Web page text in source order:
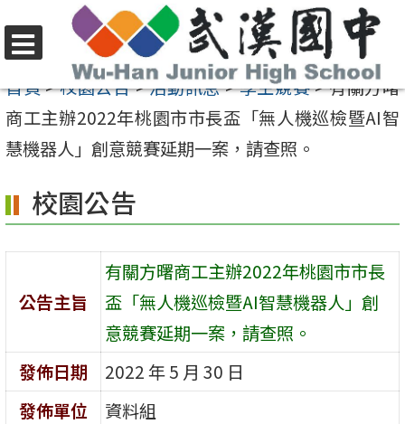
至
要
內
區
選
單
首頁>校園公告>活動訊息>學生競賽>有關方曙
商工主辦2022年桃園市市長盃「無人機巡檢暨AI智
慧機器人」創意競賽延期一案，請查照。
校園公告
公告主旨
有關方曙商工主辦2022年桃園市市長
盃「無人機巡檢暨AI智慧機器人」創
意競賽延期一案，請查照。
發佈日期
2022 年 5 月 30 日
發佈單位
資料組